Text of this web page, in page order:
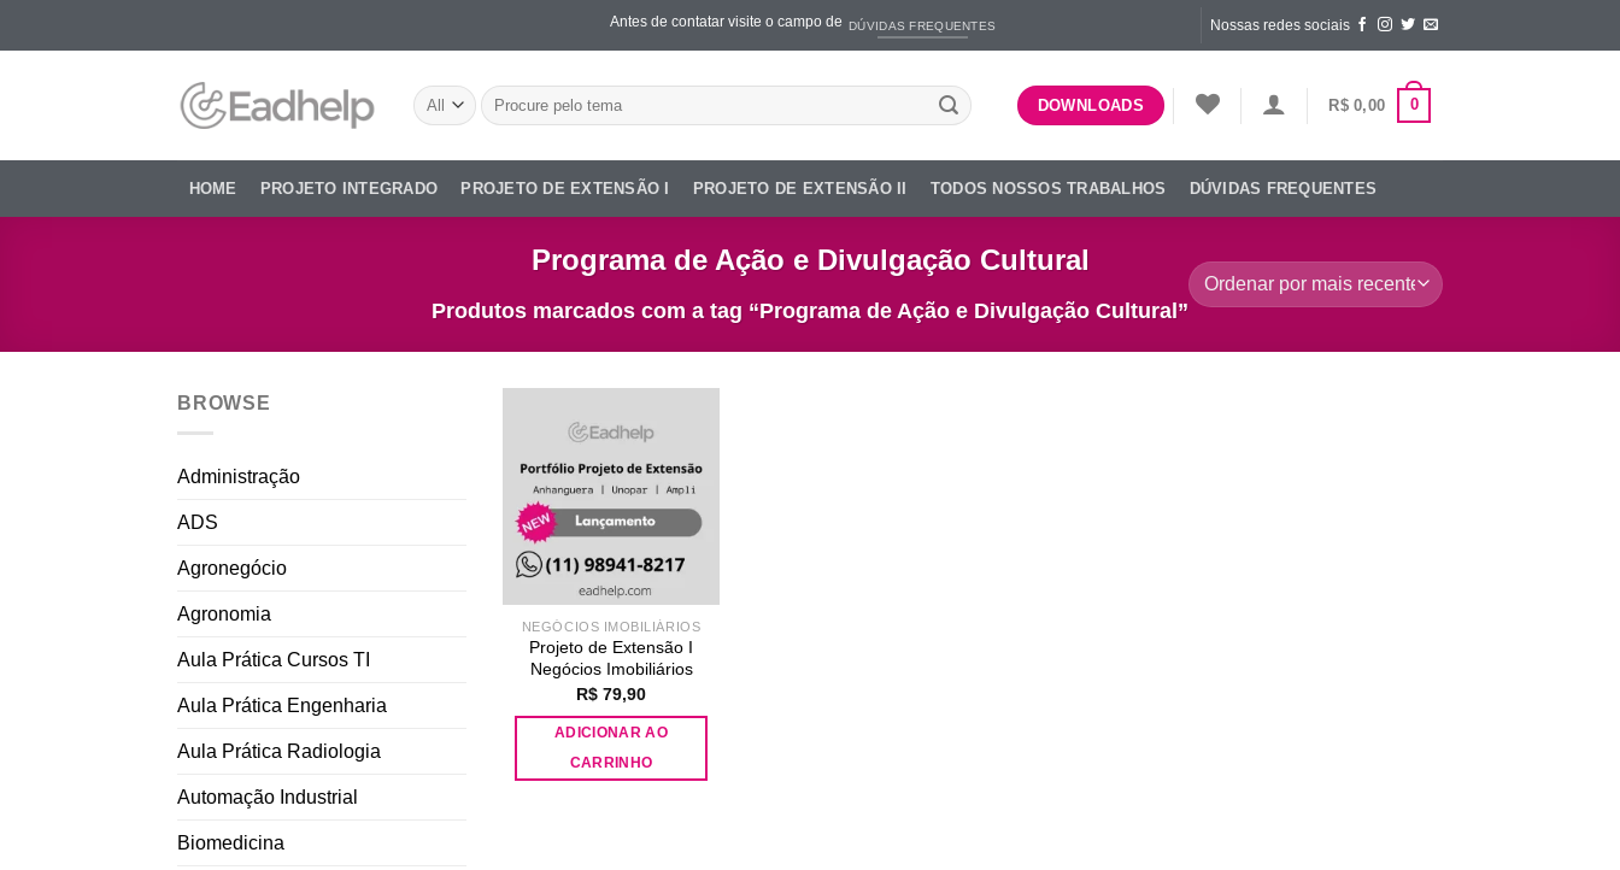
Antes de contatar visite o campo de DÚVIDAS FREQUENTES Nossas redes sociais
Pesquisar
por:
DOWNLOADS R$0,00 0
HOME PROJETO INTEGRADO PROJETO DE EXTENSÃO I PROJETO DE EXTENSÃO II TODOS NOSSOS TRABALHOS DÚVIDAS FREQUENTES
Programa de Ação e Divulgação Cultural
Produtos marcados com a tag “Programa de Ação e Divulgação Cultural”
BROWSE
Administração
ADS
Agronegócio
Agronomia
Aula Prática Cursos TI
Aula Prática Engenharia
Aula Prática Radiologia
Automação Industrial
Biomedicina
Add to
wishlist
NEGÓCIOS IMOBILIÁRIOS
Projeto de Extensão I
Negócios Imobiliários
R$ 79,90
ADICIONAR AO
CARRINHO